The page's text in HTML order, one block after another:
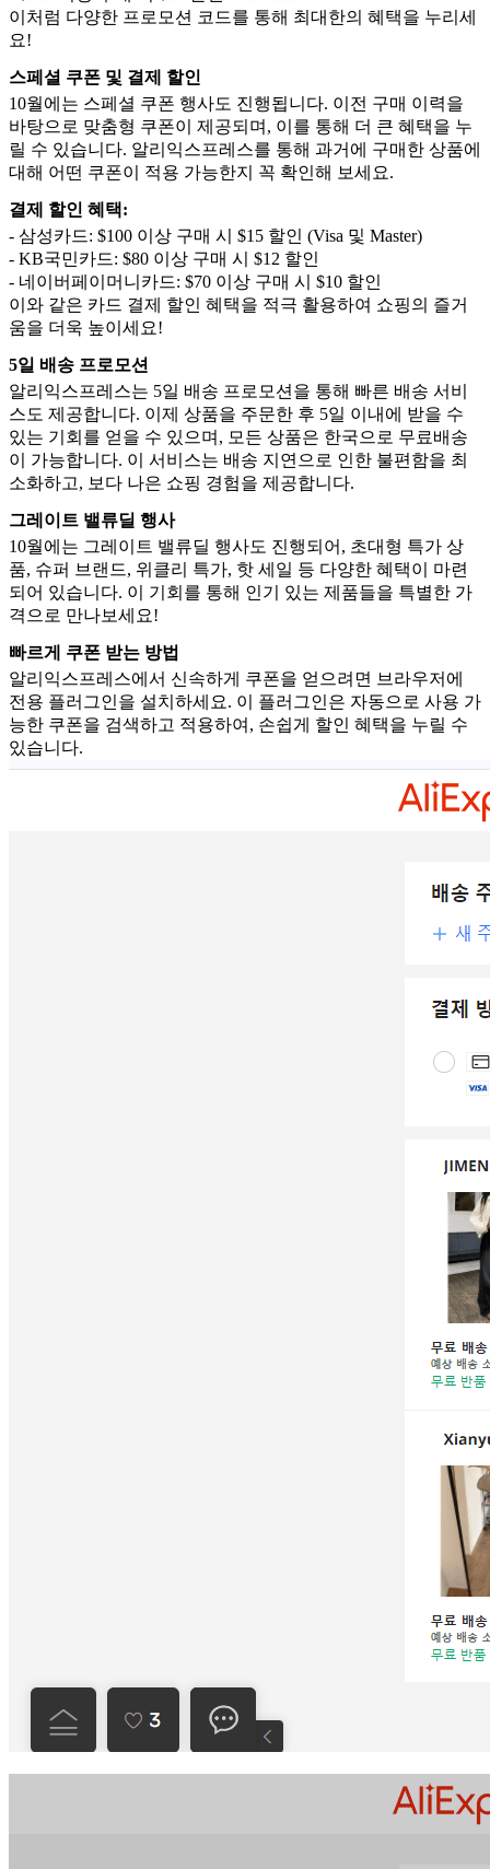
이처럼 다양한 프로모션 코드를 통해 최대한의 혜택을 누리세
요!
스페셜 쿠폰 및 결제 할인
10월에는 스페셜 쿠폰 행사도 진행됩니다. 이전 구매 이력을
바탕으로 맞춤형 쿠폰이 제공되며, 이를 통해 더 큰 혜택을 누
릴 수 있습니다. 알리익스프레스를 통해 과거에 구매한 상품에
대해 어떤 쿠폰이 적용 가능한지 꼭 확인해 보세요.
결제 할인 혜택:
- 삼성카드: $100 이상 구매 시 $15 할인 (Visa 및 Master)
- KB국민카드: $80 이상 구매 시 $12 할인
- 네이버페이머니카드: $70 이상 구매 시 $10 할인
이와 같은 카드 결제 할인 혜택을 적극 활용하여 쇼핑의 즐거
움을 더욱 높이세요!
5일 배송 프로모션
알리익스프레스는 5일 배송 프로모션을 통해 빠른 배송 서비
스도 제공합니다. 이제 상품을 주문한 후 5일 이내에 받을 수
있는 기회를 얻을 수 있으며, 모든 상품은 한국으로 무료배송
이 가능합니다. 이 서비스는 배송 지연으로 인한 불편함을 최
소화하고, 보다 나은 쇼핑 경험을 제공합니다.
그레이트 밸류딜 행사
10월에는 그레이트 밸류딜 행사도 진행되어, 초대형 특가 상
품, 슈퍼 브랜드, 위클리 특가, 핫 세일 등 다양한 혜택이 마련
되어 있습니다. 이 기회를 통해 인기 있는 제품들을 특별한 가
격으로 만나보세요!
빠르게 쿠폰 받는 방법
알리익스프레스에서 신속하게 쿠폰을 얻으려면 브라우저에
전용 플러그인을 설치하세요. 이 플러그인은 자동으로 사용 가
능한 쿠폰을 검색하고 적용하여, 손쉽게 할인 혜택을 누릴 수
있습니다.